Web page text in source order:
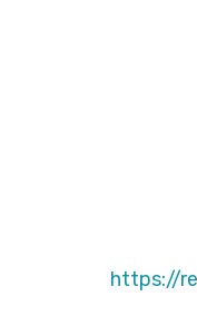
https://